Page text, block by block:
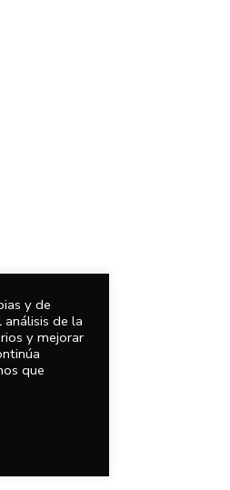
y de
de la
y mejorar
que